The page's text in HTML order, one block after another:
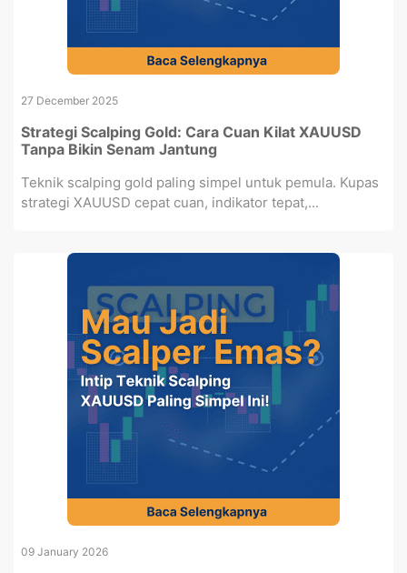
27 December 2025
Strategi Scalping Gold: Cara Cuan Kilat XAUUSD
Tanpa Bikin Senam Jantung
Teknik scalping gold paling simpel untuk pemula. Kupas
strategi XAUUSD cepat cuan, indikator tepat,...
09 January 2026